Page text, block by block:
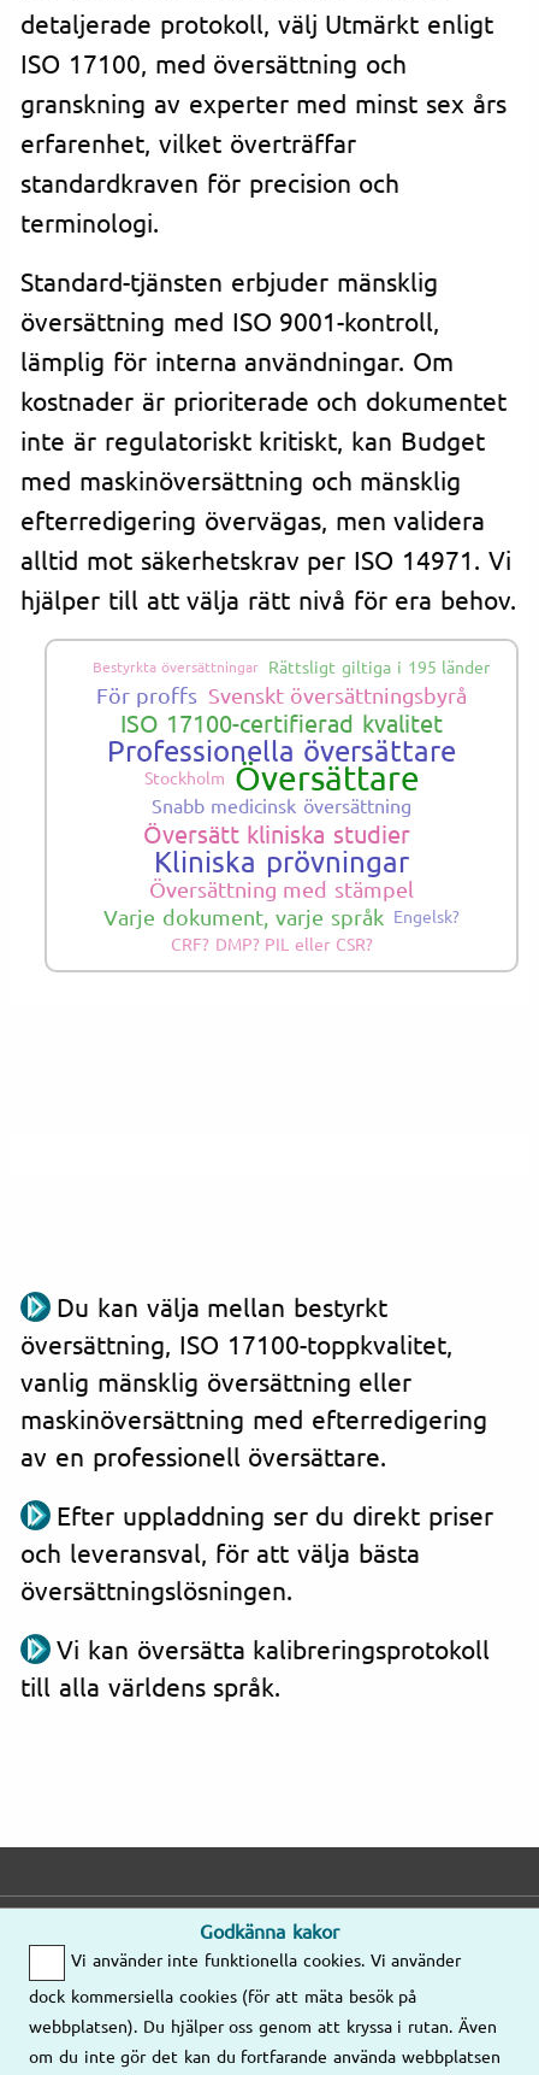
detaljerade protokoll, välj Utmärkt enligt
ISO 17100, med översättning och
granskning av experter med minst sex års
erfarenhet, vilket överträffar
standardkraven för precision och
terminologi.
Standard-tjänsten erbjuder mänsklig
översättning med ISO 9001-kontroll,
lämplig för interna användningar. Om
kostnader är prioriterade och dokumentet
inte är regulatoriskt kritiskt, kan Budget
med maskinöversättning och mänsklig
efterredigering övervägas, men validera
alltid mot säkerhetskrav per ISO 14971. Vi
hjälper till att välja rätt nivå för era behov.
Bestyrkta översättningar Rättsligt giltiga i 195 länder
För proffs Svenskt översättningsbyrå
ISO 17100-certifierad kvalitet
Professionella översättare
Stockholm Översättare
Snabb medicinsk översättning
Översätt kliniska studier
Kliniska prövningar
Översättning med stämpel
Varje dokument, varje språk Engelsk?
CRF? DMP? PIL eller CSR?
Du kan välja mellan bestyrkt
översättning, ISO 17100-toppkvalitet,
vanlig mänsklig översättning eller
maskinöversättning med efterredigering
av en professionell översättare.
Efter uppladdning ser du direkt priser
och leveransval, för att välja bästa
översättningslösningen.
Vi kan översätta kalibreringsprotokoll
till alla världens språk.
Godkänna kakor
Vi använder inte funktionella cookies. Vi använder
dock kommersiella cookies (för att mäta besök på
webbplatsen). Du hjälper oss genom att kryssa i rutan. Även
om du inte gör det kan du fortfarande använda webbplatsen
E-post
Mejla oss gärna
så kontaktar vi
er!
Telefon
8.00–17.00
Våra kontor